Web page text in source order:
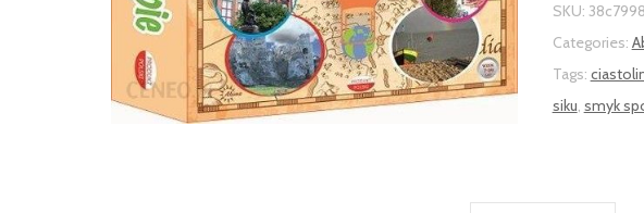
SKU:
Categories:
Tags:
siku, smyk